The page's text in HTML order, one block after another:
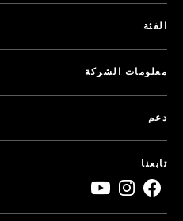
الفئة
معلومات الشركة
دعم
تابعنا